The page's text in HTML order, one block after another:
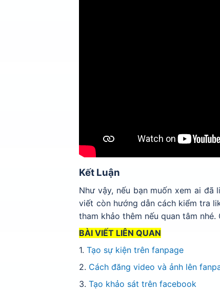
Kết Luận
Như vậy, nếu bạn muốn xem ai
viết còn hướng dẫn cách kiểm tra
tham khảo thêm nếu quan tâm nhé.
BÀI VIẾT LIÊN QUAN
1.Tạo sự kiện trên fanpage
2. Cách đăng video và ảnh lên
3.Tạo khảo sát trên facebook